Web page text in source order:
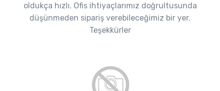
oldukça hızlı. Ofis ihtiyaçlarımız doğrultusunda
düşünmeden sipariş verebileceğimiz bir yer.
Teşekkürler